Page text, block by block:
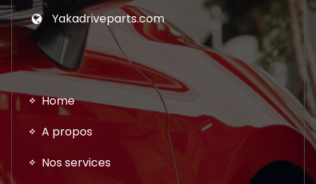
Yakadriveparts.com
Home
A propos
Nos services